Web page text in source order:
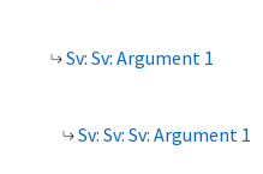
Sv: Sv: Argument 1
Sv: Sv: Sv: Argument 1